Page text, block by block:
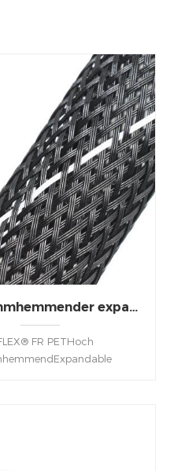
es, unsere Kunden
Hoch flammhemmender expandierbarer PET-Geflechtschlauch
FR PETHoch
ist die perfekte Wahl für